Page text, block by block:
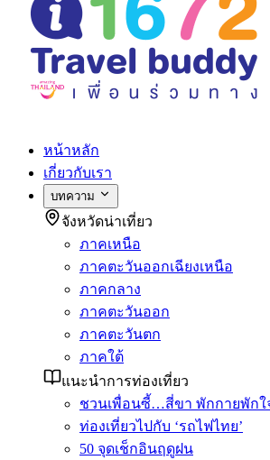
หน้าหลัก
เกี่ยวกับเรา
บทความ
จังหวัดน่าเที่ยว
ภาคเหนือ
ภาคตะวันออกเฉียงเหนือ
ภาคกลาง
ภาคตะวันออก
ภาคตะวันตก
ภาคใต้
แนะนำการท่องเที่ยว
ชวนเพื่อนซี้…สี่ขา พักกายพักใ
ท่องเที่ยวไปกับ ‘รถไฟไทย’
50 จุดเช็กอินฤดูฝน